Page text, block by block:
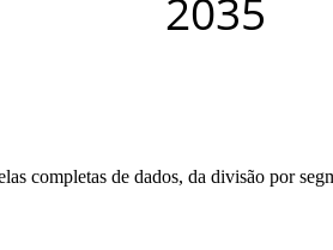
completas de dados, da divisão por